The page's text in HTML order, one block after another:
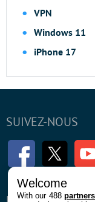
VPN
Windows 11
iPhone 17
SUIVEZ-NOUS
FacebookTwitter
Welcome
With our 488partners